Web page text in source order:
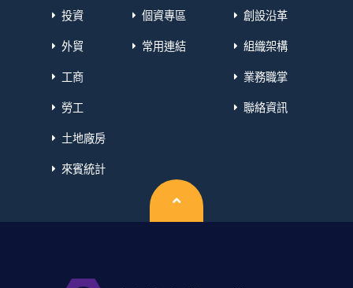
投資
外貿
工商
勞工
土地廠房
來賓統計
個資專區
常用連結
創設沿革
組織架構
業務職掌
聯絡資訊